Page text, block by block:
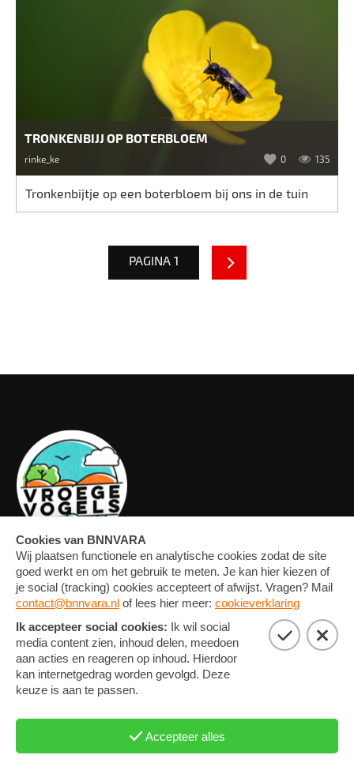
TRONKENBIJJ OP BOTERBLOEM
rinke_ke 0 135
Tronkenbijtje op een boterbloem bij ons in de tuin
PAGINA 1
OVERZICHT
ARTIKELEN
FOTO'S
FORUM
NIEUWSBRIEF
STATEMENT
COOKIE-INSTELLINGEN